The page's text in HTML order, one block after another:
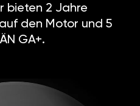
bieten 2 Jahre
den Motor und 5
GA+.